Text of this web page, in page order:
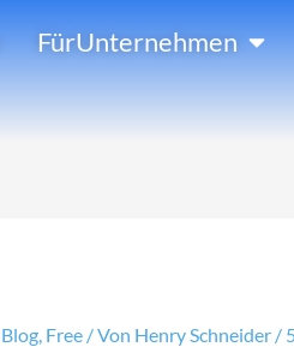
FürUnternehmen
Blog, Free/ Von Henry Schneider /